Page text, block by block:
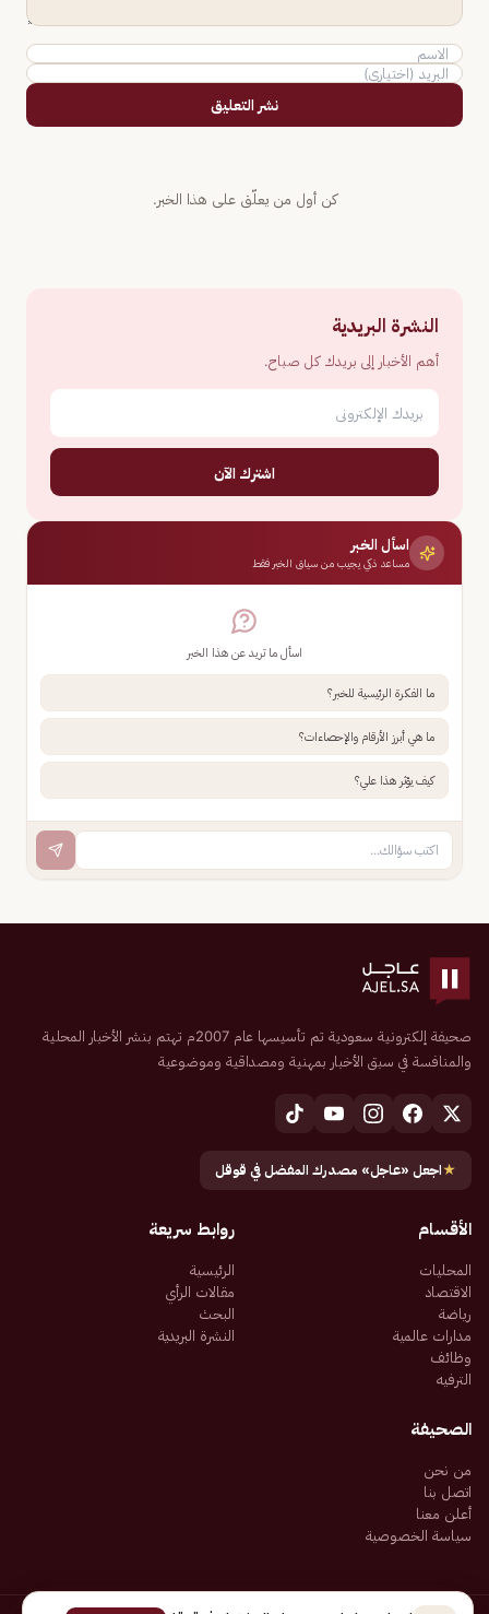
نشر التعليق
كن أول من يعلّق على هذا الخبر.
النشرة البريدية
أهم الأخبار إلى بريدك كل صباح.
اشترك الآن
اسأل الخبر
مساعد ذكي يجيب من سياق الخبر فقط
اسأل ما تريد عن هذا الخبر
ما الفكرة الرئيسية للخبر؟
ما هي أبرز الأرقام والإحصاءات؟
كيف يؤثر هذا علي؟
صحيفة إلكترونية سعودية تم تأسيسها عام 2007م تهتم بنشر الأخبار المحلية
والمنافسة في سبق الأخبار بمهنية ومصداقية وموضوعية
★اجعل «عاجل» مصدرك المفضل في قوقل
الأقسام
المحليات
الاقتصاد
رياضة
مدارات عالمية
وظائف
الترفيه
روابط سريعة
الرئيسية
مقالات الرأي
البحث
النشرة البريدية
الصحيفة
من نحن
اتصل بنا
أعلن معنا
سياسة الخصوصية